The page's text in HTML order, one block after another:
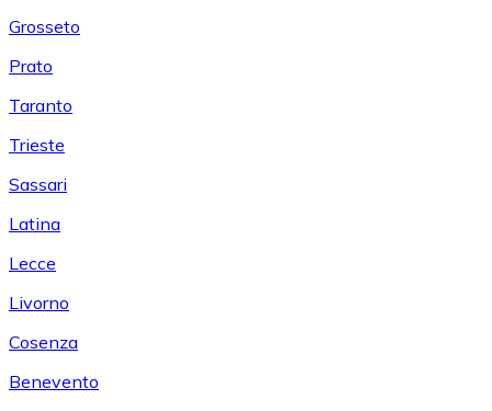
Grosseto
Prato
Taranto
Trieste
Sassari
Latina
Lecce
Livorno
Cosenza
Benevento